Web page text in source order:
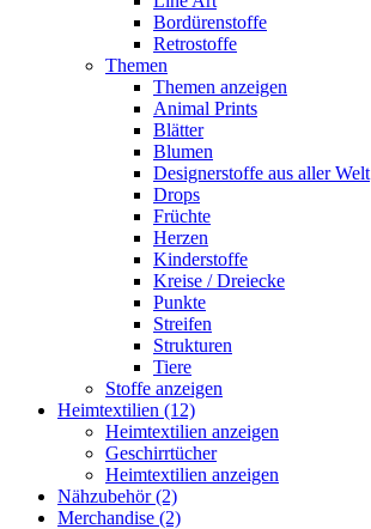
Bordürenstoffe
Retrostoffe
Themen
Themen anzeigen
Animal Prints
Blätter
Blumen
Designerstoffe aus aller Welt
Drops
Früchte
Herzen
Kinderstoffe
Kreise / Dreiecke
Punkte
Streifen
Strukturen
Tiere
Stoffe anzeigen
Heimtextilien (12)
Heimtextilien anzeigen
Geschirrtücher
Heimtextilien anzeigen
Nähzubehör (2)
Merchandise (2)